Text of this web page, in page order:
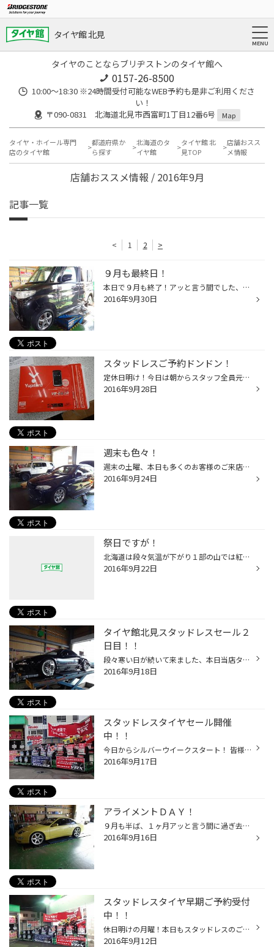
タイヤ館 北見
タイヤのことならブリヂストンのタイヤ館へ
0157-26-8500
10:00～18:30 ※24時間受付可能なWEB予約も是非ご利用くださ
い！
〒090-0831 北海道北見市西富町1丁目12番6号
Map
タイヤ・ホイール専門
店のタイヤ館
都道府県か
ら探す
北海道のタ
イヤ館
タイヤ館 北
見TOP
店舗おスス
メ情報
店舗おススメ情報 / 2016年9月
記事一覧
< 1 2 >
９月も最終日！
本日で９月も終了！アッと言う間でした、そして北海道日本ハムファイターズ リーグ優勝しましたね！このままクライマックスも勝利して日本シリーズ進出 期待したいですね！前任の担当ＳＶでしたＩ籐さん、１０月は札幌ドームへの 応援で忙しいですね（笑 さて、今月はスタッドレスのお問い合わせが...
2016年9月30日
スタッドレスご予約ドンドン！
定休日明け！今日は朝からスタッフ全員元気一杯です！ 朝からタイヤの受け入れも有りましたが、休み明けは元気ですね！ 来月の１８日からは定休日も返上になりますので、休める今のウチに 疲れ取って備えますかね？ さて、今月はスタッドレスの早期ご予約ドンドン進んでいます！ 例年よりも皆様の動...
2016年9月28日
週末も色々！
週末の土曜、本日も多くのお客様のご来店ありがとう御座います。 スタッドレスタイヤのご相談本当に多くなって来ました！ ホイールＳＥＴのご相談も多くなりありがとう御座います。 最近多いのは、ブリザックと他メーカーの違いって？と言う質問です、 この場では書ききれないと思いますので、是非...
2016年9月24日
祭日ですが！
北海道は段々気温が下がり１部の山では紅葉も色つき秋の気配近づいて来ましたね、 秋が終わると一気に冬将軍も到来！そうなる前に冬への準備進めましょう！ これからの時期に必要な物！勿論スタッドレスタイヤ！新車購入のお客様、 昨年乗っていて不安を感じた方、購入から３年以上経っている方！ ...
2016年9月22日
タイヤ館北見スタッドレスセール２
日目！！
段々寒い日が続いて来ました、本日当店タイヤ館北見スタッドレスセール２日目！ 本日も多くのお客様のご来店ありがとう御座います、スタッドレスタイヤは性能が １番重要！ブリザックＶＲＸですと更に！乾燥路も静かで安定感も有り快適！ 明日は３連休最終日！是非ご来店お待ちしておりますね。 そ...
2016年9月18日
スタッドレスタイヤセール開催
中！！
今日からシルバーウイークスタート！ 皆様はお出掛けですかね？ 当店タイヤ館北見は本日からスタッドレスタイヤ早期ご予約セール スタートしています！！ 周りの家電、ホームセンターでは店頭にストーブが沢山並び始めていますね、 北海道は来月には家庭にはストーブ、車はスタッドレスタイヤが必要...
2016年9月17日
アライメントＤＡＹ！
９月も半ば、１ヶ月アッと言う間に過ぎ去りますね（汗 スタッドレスタイヤの早期ご予約も多くなり段々忙しい日々になって来ました。 本日もホイールＳＥＴでのご注文頂きありがとう御座います。 そしてホイールＳＥＴのお客様に大変お勧めなのが！！ ”ＴＰＭＳ”皆様何度か聞いた事有ると思いますが...
2016年9月16日
スタッドレスタイヤ早期ご予約受付
中！！
休日明けの月曜！本日もスタッドレスのご相談で多くのご来店 ありがとう御座います。 例年に無くスタッドレスのご相談が早い年ですね、新車のお客様も多い ですが、交換時期でのご相談もとても多く、皆様ご予算を検討されていますね、 今時期が価格もお得で、在庫も豊富！その他サービスも色々！ 是...
2016年9月12日